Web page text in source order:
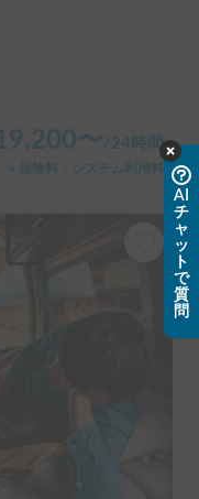
〜 /24時間
＋保険料・システム利用料
AI
チ
ャ
ッ
ト
で
質
問